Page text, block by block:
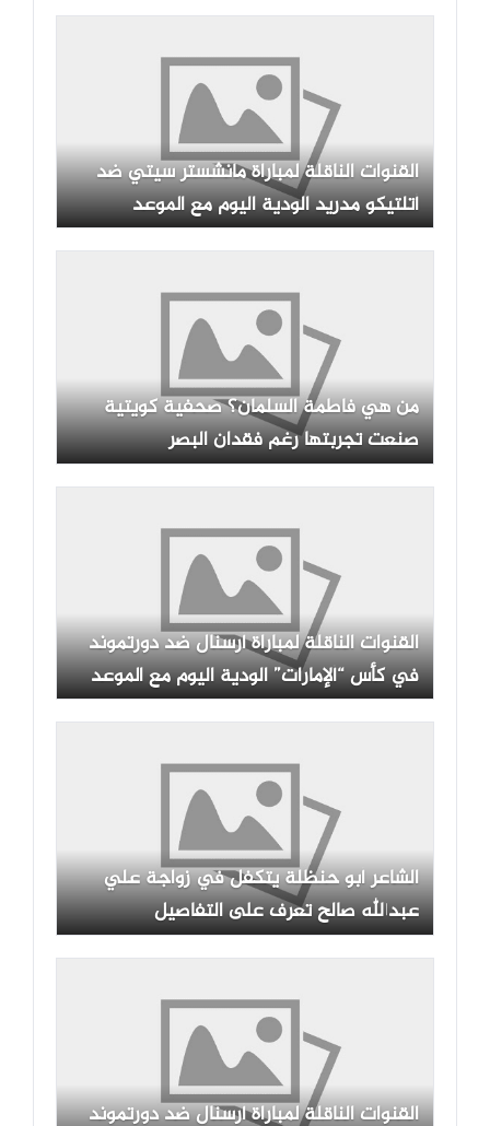
القنوات الناقلة لمباراة مانشستر سيتي ضد
أتلتيكو مدريد الودية اليوم مع الموعد
والتشكيلة
من هي فاطمة السلمان؟ صحفية كويتية
صنعت تجربتها رغم فقدان البصر
القنوات الناقلة لمباراة أرسنال ضد دورتموند
في كأس “ألإمارات” الودية اليوم مع الموعد
والتشكيلة
الشاعر أبو حنظلة يتكفل في زواجة علي
عبدالله صالح تعرف على التفاصيل
القنوات الناقلة لمباراة أرسنال ضد دورتموند